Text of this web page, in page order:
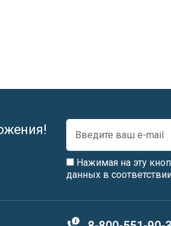
Нажимая на эту
данных в